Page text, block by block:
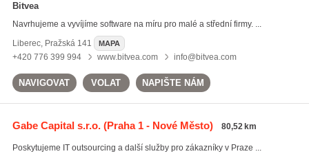
Bitvea
Navrhujeme a vyvíjíme software na míru pro malé a střední firmy. ...
Liberec, Pražská 141 MAPA
+420 776 399 994 www.bitvea.com info@bitvea.com
NAVIGOVAT VOLAT NAPIŠTE NÁM
Gabe Capital s.r.o.(Praha 1 - Nové Město) 80,52 km
Poskytujeme IT outsourcing a další služby pro zákazníky v Praze ...